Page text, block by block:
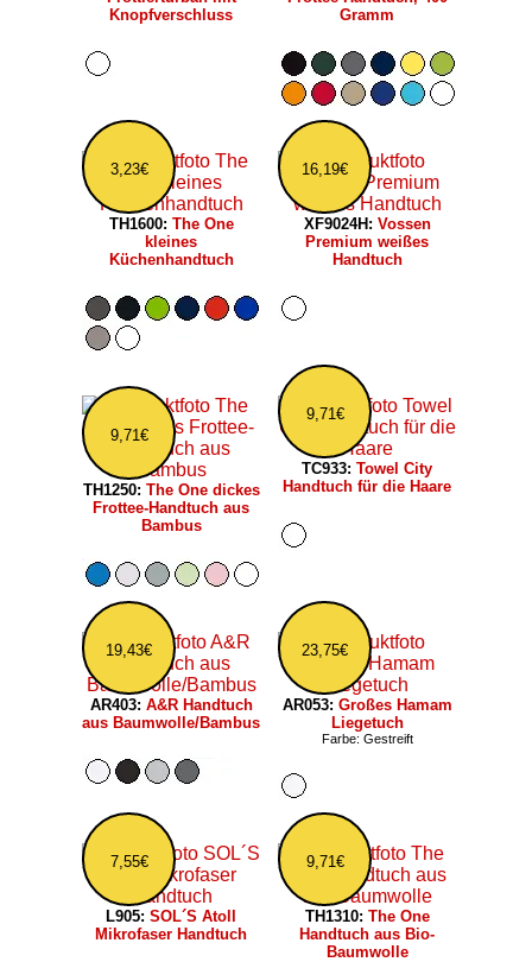
Knopfverschluss
Gramm
3,23€
TH1600: The One
kleines
Küchenhandtuch
16,19€
XF9024H: Vossen
Premium weißes
Handtuch
9,71€
TH1250: The One dickes
Frottee-Handtuch aus
Bambus
9,71€
TC933: Towel City
Handtuch für die Haare
19,43€
AR403: A&R Handtuch
aus Baumwolle/Bambus
23,75€
AR053: Großes Hamam
Liegetuch
Farbe: Gestreift
7,55€
L905: SOL´S Atoll
Mikrofaser Handtuch
9,71€
TH1310: The One
Handtuch aus Bio-
Baumwolle